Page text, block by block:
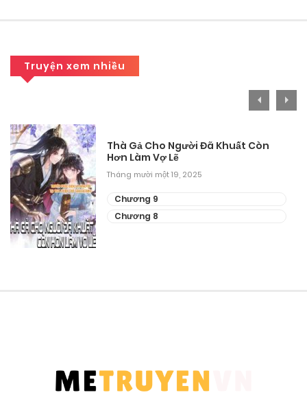
Truyện xem nhiều
Thà Gả Cho Người Đã Khuất Còn
Hơn Làm Vợ Lẽ
Tháng mười một 19, 2025
Chương 9
Chương 8